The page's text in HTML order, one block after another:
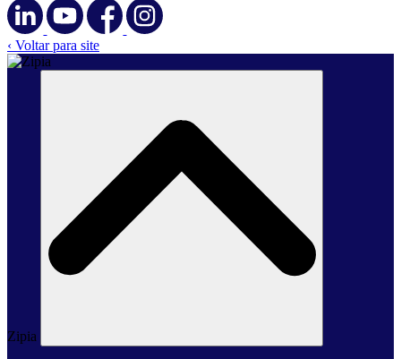
‹ Voltar para site
Zipia